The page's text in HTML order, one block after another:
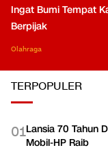
Ingat Bumi Tempat
Berpijak
Olahraga
TERPOPULER
01Lansia 70 Tahun
Mobil-HP Raib